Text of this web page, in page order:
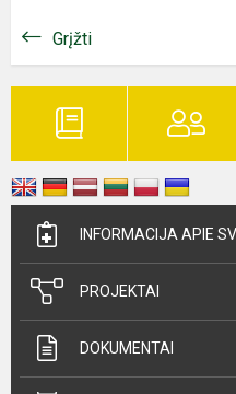
Grįžti
INFORMACIJA APIE
PROJEKTAI
DOKUMENTAI